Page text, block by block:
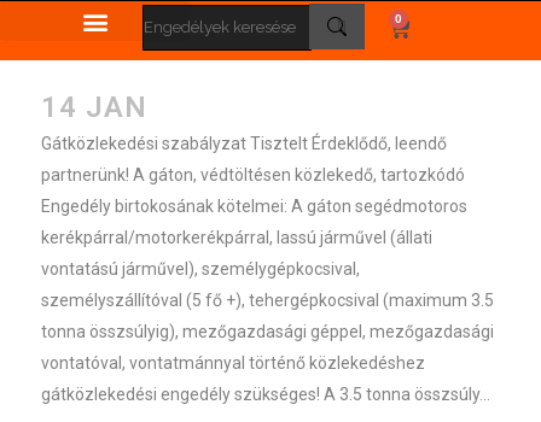
0
14 JAN
Gátközlekedési szabályzat Tisztelt Érdeklődő, leendő
partnerünk! A gáton, védtöltésen közlekedő, tartozkódó
Engedély birtokosának kötelmei: A gáton segédmotoros
kerékpárral/motorkerékpárral, lassú járművel (állati
vontatású járművel), személygépkocsival,
személyszállítóval (5 fő +), tehergépkocsival (maximum 3.5
tonna összsúlyig), mezőgazdasági géppel, mezőgazdasági
vontatóval, vontatmánnyal történő közlekedéshez
gátközlekedési engedély szükséges! A 3.5 tonna összsúly...